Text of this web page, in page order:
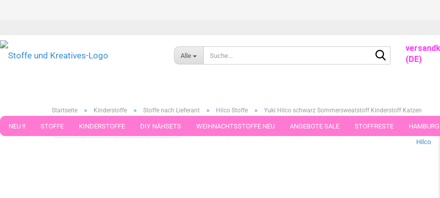
Alle
Suche...
(DE)
NEU !! STOFFE KINDERSTOFFE DIY NÄHSETS WEIHNACHTSSTOFFE NEU ANGEBOTE SALE STOFFRESTE
STOFFE IN STÜCKEN VON
Startseite » Kinderstoffe » Stoffe nach Lieferant » Hilco Stoffe » Yuki Hilco schwarz Sommersweatstoff Kinderstoff Katzen
« Erster « zurück weiter » Letzter »
Artikel in dieser Kategorie
Hilco